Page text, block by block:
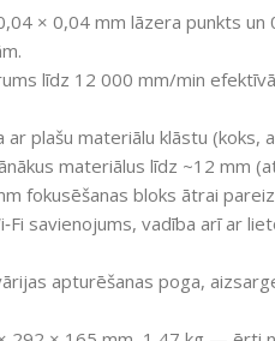
× 0,04 mm lāzera punkts
līdz 12 000 mm/min
ar plašu materiālu klāstu (koks,
materiālus līdz ~12 mm
fokusēšanas bloks ātrai
savienojums, vadība arī ar
apturēšanas poga,